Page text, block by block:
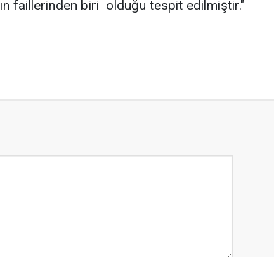
faillerinden biri olduğu tespit edilmiştir."